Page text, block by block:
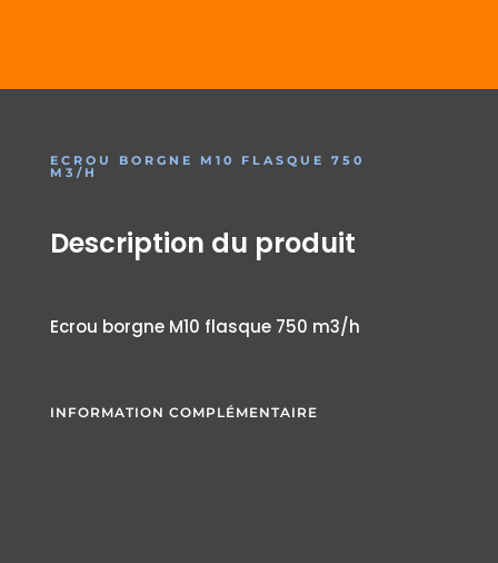
ECROU BORGNE M10 FLASQUE 750
M3/H
Description du produit
Ecrou borgne M10 flasque 750 m3/h
INFORMATION COMPLÉMENTAIRE